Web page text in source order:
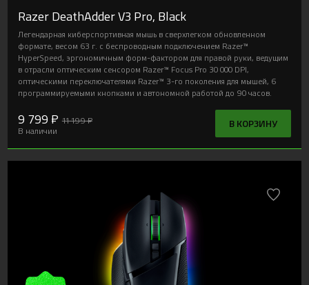
Razer DeathAdder V3 Pro, Black
Легендарная киберспортивная мышь в сверхлегком обновленном
формате, весом 63 г. с беспроводным подключением Razer™
HyperSpeed, эргономичным форм-фактором для правой руки, ведущим
в отрасли оптическим сенсором Razer™ Focus Pro 30 000 DPI,
оптическими переключателями Razer™ 3-го поколения для мышей, 6
программируемыми кнопками и автономной работой до 90 часов.
9 799 ₽ 11 199 ₽
В наличии
В КОРЗИНУ